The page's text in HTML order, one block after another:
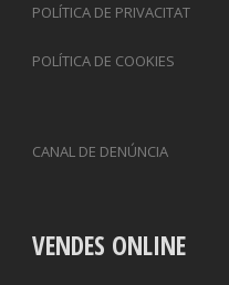
POLÍTICA DE PRIVACITAT
POLÍTICA DE COOKIES
CANAL DE DENÚNCIA
VENDES ONLINE